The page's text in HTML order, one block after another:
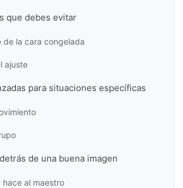
que debes evitar
de la cara congelada
ajuste
para situaciones específicas
de una buena imagen
al maestro